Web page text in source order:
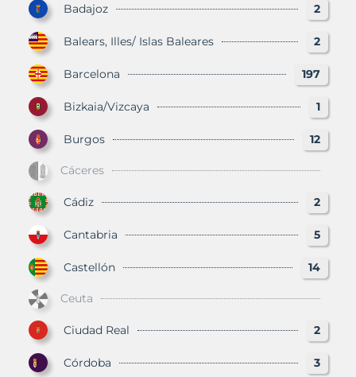
Badajoz 2
Balears, Illes/ Islas Baleares 2
Barcelona 197
Bizkaia/Vizcaya 1
Burgos 12
Cáceres
Cádiz 2
Cantabria 5
Castellón 14
Ceuta
Ciudad Real 2
Córdoba 3